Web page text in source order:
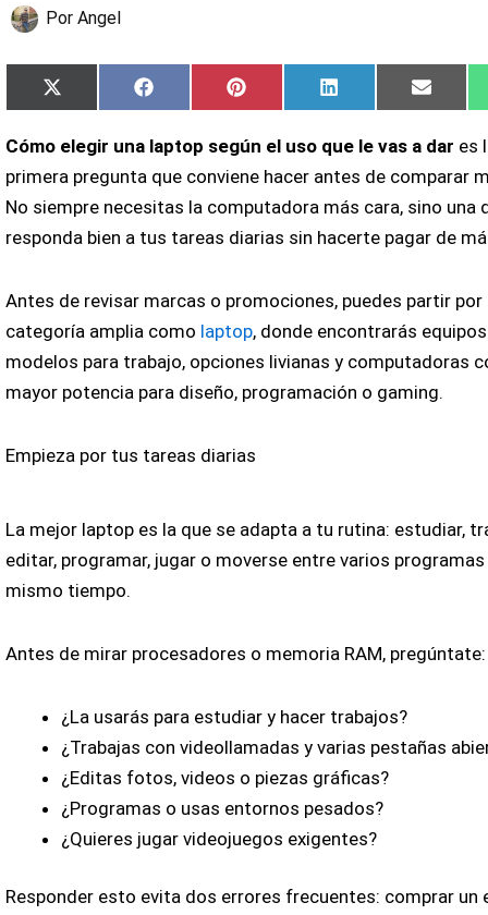
Por Angel
Compartir
en
X
(Twitter)
Compartir
en
Facebook
Compartir
en
Pinterest
Compartir
en
LinkedIn
en
Email
Cómo elegir una laptop según el uso que le vas a dar es
primera pregunta que conviene hacer antes de comparar
No siempre necesitas la computadora más cara, sino una
responda bien a tus tareas diarias sin hacerte pagar de
Antes de revisar marcas o promociones, puedes partir por
categoría amplia como laptop, donde encontrarás
modelos para trabajo, opciones livianas y computadoras
mayor potencia para diseño, programación o gaming.
Empieza por tus tareas diarias
La mejor laptop es la que se adapta a tu rutina: estudiar,
editar, programar, jugar o moverse entre varios programas
mismo tiempo.
Antes de mirar procesadores o memoria RAM, pregúntate:
¿La usarás para estudiar y hacer trabajos?
¿Trabajas con videollamadas y varias pestañas
¿Editas fotos, videos o piezas gráficas?
¿Programas o usas entornos pesados?
¿Quieres jugar videojuegos exigentes?
Responder esto evita dos errores frecuentes: comprar un